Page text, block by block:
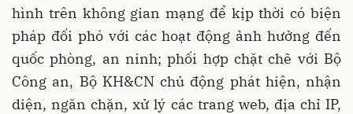
hình trên không gian mạng để kịp thời có biện
pháp đối phó với các hoạt động ảnh hưởng đến
quốc phòng, an ninh; phối hợp chặt chẽ với Bộ
Công an, Bộ KH&CN chủ động phát hiện, nhận
diện, ngăn chặn, xử lý các trang web, địa chỉ IP,